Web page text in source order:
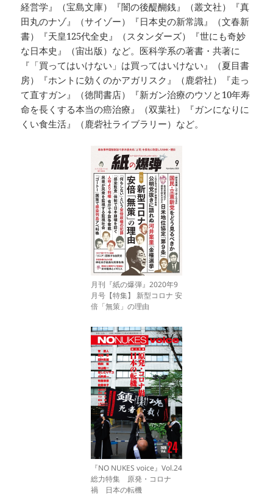
経営学』（宝島文庫）『闇の後醍醐銭』（叢文社）『真
田丸のナゾ』（サイゾー）『日本史の新常識』（文春新
書）『天皇125代全史』（スタンダーズ）『世にも奇妙
な日本史』（宙出版）など。医科学系の著書・共著に
『「買ってはいけない」は買ってはいけない』（夏目書
房）『ホントに効くのかアガリスク』（鹿砦社）『走っ
て直すガン』（徳間書店）『新ガン治療のウソと10年寿
命を長くする本当の癌治療』（双葉社）『ガンになりに
くい食生活』（鹿砦社ライブラリー）など。
月刊『紙の爆弾』2020年9
月号【特集】 新型コロナ 安
倍「無策」の理由
『NO NUKES voice』Vol.24
総力特集 原発・コロナ
禍 日本の転機